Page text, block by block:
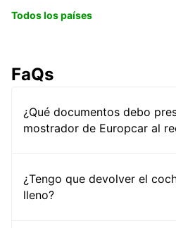
Todos los países
FaQs
¿Qué documentos debo
mostrador de Europcar al
¿Tengo que devolver el
lleno?